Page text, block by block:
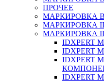
ПРОЧЕЕ
МАРКИРОВКА
МАРКИРОВКА
МАРКИРОВКА
IDXPERT
IDXPERT
IDXPERT
IDXPERT